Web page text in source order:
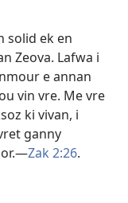
solid ek en
Zeova. Lafwa i
e annan
vin vre. Me vre
ki vivan, i
ganny
Zak 2:26.